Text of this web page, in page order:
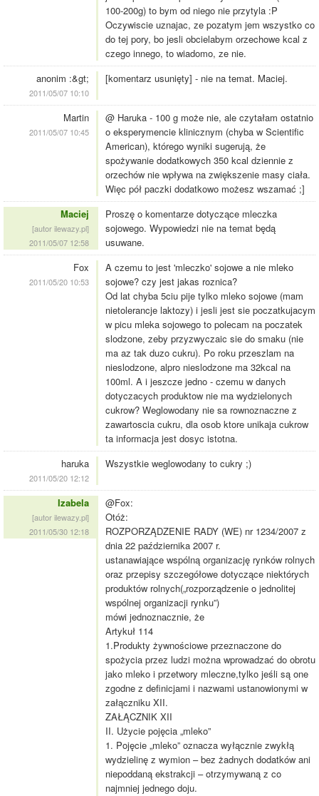
100-200g) to bym od niego nie przytyla :P
Oczywiscie uznajac, ze pozatym jem wszystko co
do tej pory, bo jesli obcielabym orzechowe kcal z
czego innego, to wiadomo, ze nie.
anonim :&gt;
2011/05/07 10:10
[komentarz usunięty] - nie na temat. Maciej.
Martin
2011/05/07 10:45
@ Haruka - 100 g może nie, ale czytałam ostatnio
o eksperymencie klinicznym (chyba w Scientific
American), którego wyniki sugerują, że
spożywanie dodatkowych 350 kcal dziennie z
orzechów nie wpływa na zwiększenie masy ciała.
Więc pół paczki dodatkowo możesz wszamać ;]
Maciej
[autor ilewazy.pl]
2011/05/07 12:58
Proszę o komentarze dotyczące mleczka
sojowego. Wypowiedzi nie na temat będą
usuwane.
Fox
2011/05/20 10:53
A czemu to jest 'mleczko' sojowe a nie mleko
sojowe? czy jest jakas roznica?
Od lat chyba 5ciu pije tylko mleko sojowe (mam
nietolerancje laktozy) i jesli jest sie poczatkujacym
w picu mleka sojowego to polecam na poczatek
slodzone, zeby przyzwyczaic sie do smaku (nie
ma az tak duzo cukru). Po roku przeszlam na
nieslodzone, alpro nieslodzone ma 32kcal na
100ml. A i jeszcze jedno - czemu w danych
dotyczacych produktow nie ma wydzielonych
cukrow? Weglowodany nie sa rownoznaczne z
zawartoscia cukru, dla osob ktore unikaja cukrow
ta informacja jest dosyc istotna.
haruka
2011/05/20 12:12
Wszystkie weglowodany to cukry ;)
Izabela
[autor ilewazy.pl]
2011/05/30 12:18
@Fox:
Otóż:
ROZPORZĄDZENIE RADY (WE) nr 1234/2007 z
dnia 22 października 2007 r.
ustanawiające wspólną organizację rynków rolnych
oraz przepisy szczegółowe dotyczące niektórych
produktów rolnych(„rozporządzenie o jednolitej
wspólnej organizacji rynku”)
mówi jednoznacznie, że
Artykuł 114
1.Produkty żywnościowe przeznaczone do
spożycia przez ludzi można wprowadzać do obrotu
jako mleko i przetwory mleczne,tylko jeśli są one
zgodne z definicjami i nazwami ustanowionymi w
załączniku XII.
ZAŁĄCZNIK XII
II. Użycie pojęcia „mleko”
1. Pojęcie „mleko” oznacza wyłącznie zwykłą
wydzielinę z wymion – bez żadnych dodatków ani
niepoddaną ekstrakcji – otrzymywaną z co
najmniej jednego doju.